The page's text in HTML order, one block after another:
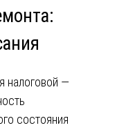
налоговой —
состояния